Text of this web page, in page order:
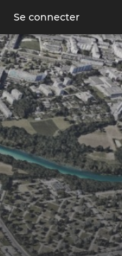
Se connecter